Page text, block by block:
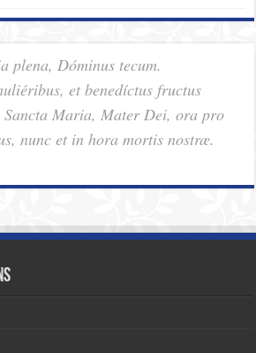
plena, Dóminus tecum.
et benedíctus fructus
Sancta Maria, Mater Dei, ora pro
nunc et in hora mortis nostræ.